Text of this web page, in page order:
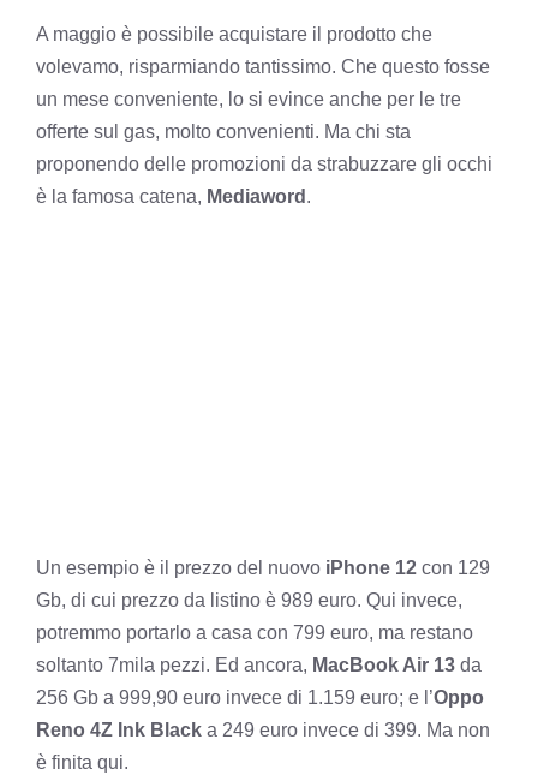
A maggio è possibile acquistare il prodotto che
volevamo, risparmiando tantissimo. Che questo fosse
un mese conveniente, lo si evince anche per le tre
offerte sul gas, molto convenienti. Ma chi sta
proponendo delle promozioni da strabuzzare gli occhi
è la famosa catena, Mediaword .
Un esempio è il prezzo del nuovo iPhone 12 con 129
Gb, di cui prezzo da listino è 989 euro. Qui invece,
potremmo portarlo a casa con 799 euro, ma restano
soltanto 7mila pezzi. Ed ancora, MacBook Air 13 da
256 Gb a 999,90 euro invece di 1.159 euro; e l’Oppo
Reno 4Z Ink Black a 249 euro invece di 399. Ma non
è finita qui.